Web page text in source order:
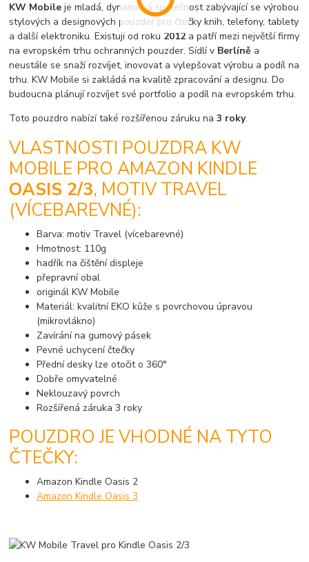
KW Mobile je mladá, dynamická společnost zabývající se výrobou
stylových a designových pouzder pro čtečky knih, telefony, tablety
a další elektroniku. Existují od roku 2012 a patří mezi největší firmy
na evropském trhu ochranných pouzder. Sídlí v Berlíně a
neustále se snaží rozvíjet, inovovat a vylepšovat výrobu a podíl na
trhu. KW Mobile si zakládá na kvalitě zpracování a designu. Do
budoucna plánují rozvíjet své portfolio a podíl na evropském trhu.
Toto pouzdro nabízí také rozšířenou záruku na3 roky.
VLASTNOSTI POUZDRA KW
MOBILE PRO AMAZON KINDLE
OASIS 2/3, MOTIV TRAVEL
(VÍCEBAREVNÉ):
Barva: motiv Travel (vícebarevné)
Hmotnost: 110g
hadřík na čištění displeje
přepravní obal
originál KW Mobile
Materiál: kvalitní EKO kůže s povrchovou úpravou
(mikrovlákno)
Zavírání na gumový pásek
Pevné uchycení čtečky
Přední desky lze otočit o 360°
Dobře omyvatelné
Neklouzavý povrch
Rozšířená záruka 3 roky
POUZDRO JE VHODNÉ NA TYTO
ČTEČKY:
Amazon Kindle Oasis 2
Amazon Kindle Oasis 3